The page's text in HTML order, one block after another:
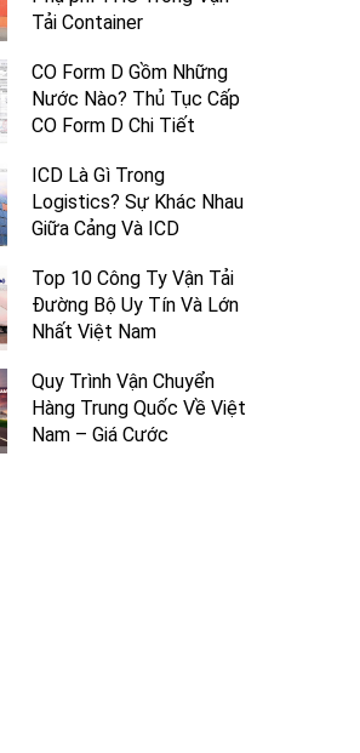
Tải Container
CO Form D Gồm Những
Nước Nào? Thủ Tục Cấp
CO Form D Chi Tiết
ICD Là Gì Trong
Logistics? Sự Khác Nhau
Giữa Cảng Và ICD
Top 10 Công Ty Vận Tải
Đường Bộ Uy Tín Và Lớn
Nhất Việt Nam
Quy Trình Vận Chuyển
Hàng Trung Quốc Về Việt
Nam – Giá Cước